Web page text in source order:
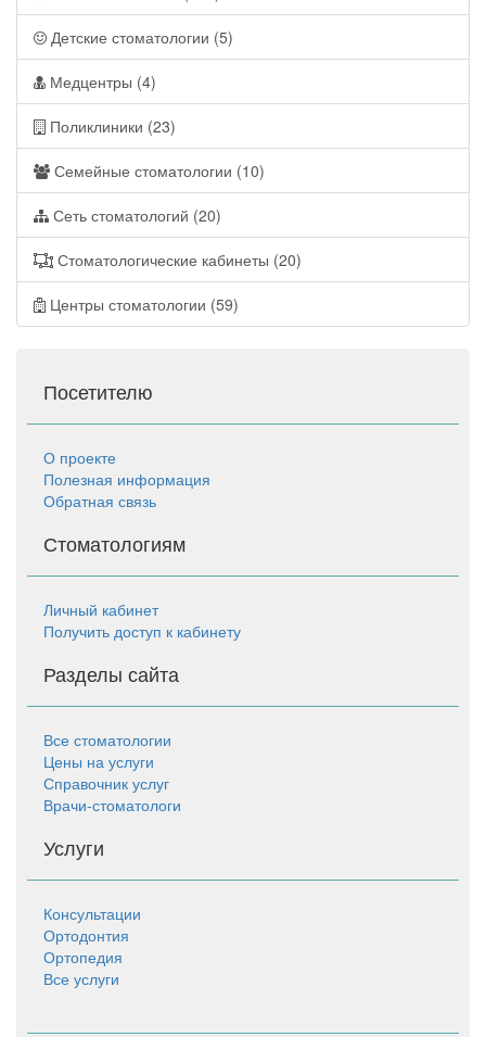
Детские стоматологии (5)
Медцентры (4)
Поликлиники (23)
Семейные стоматологии (10)
Сеть стоматологий (20)
Стоматологические кабинеты (20)
Центры стоматологии (59)
Посетителю
О проекте
Полезная информация
Обратная связь
Стоматологиям
Личный кабинет
Получить доступ к кабинету
Разделы сайта
Все стоматологии
Цены на услуги
Справочник услуг
Врачи-стоматологи
Услуги
Консультации
Ортодонтия
Ортопедия
Все услуги